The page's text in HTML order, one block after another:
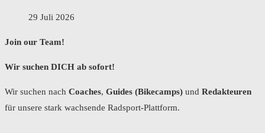
29 Juli 2026
Join our Team!
Wir suchen DICH ab sofort!
Wir suchen nach Coaches, Guides (Bikecamps) und Redakteuren
für unsere stark wachsende Radsport-Plattform.